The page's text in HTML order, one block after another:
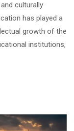
culturally
has played a
growth of the
institutions,